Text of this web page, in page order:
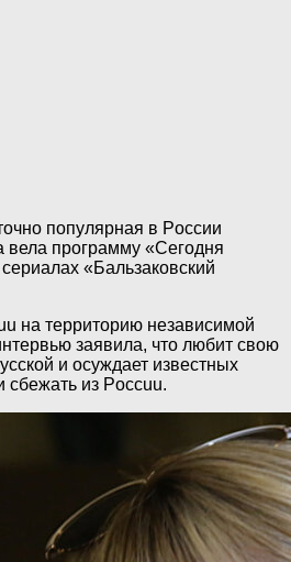
популярная в Poccии
вела программу «Сегодня
«Бальзаковский
на территорию независимой
заявила, что любит свою
и осуждает известных
из Poccuu.